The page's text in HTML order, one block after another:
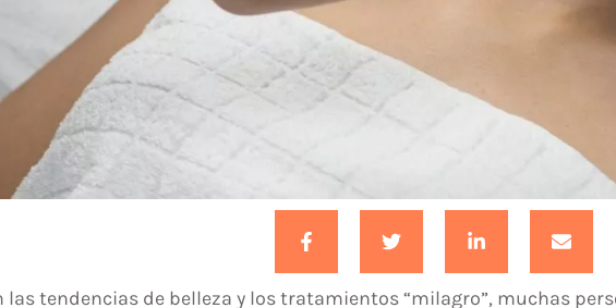
tendencias de belleza y los tratamientos “milagro”, muchas